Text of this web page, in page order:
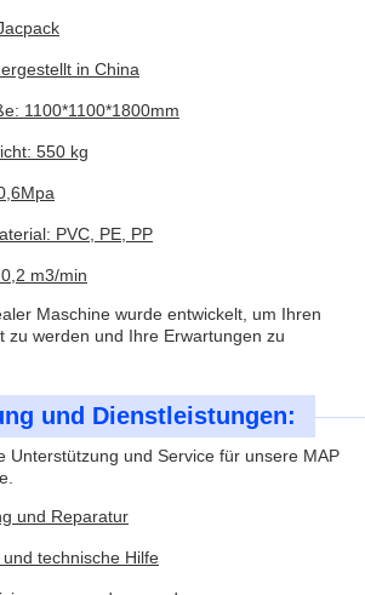
in China
1100*1100*1800mm
550 kg
PVC, PE, PP
m3/min
Maschine wurde entwickelt, um Ihren
zu werden und Ihre Erwartungen zu
und Dienstleistungen:
Unterstützung und Service für unsere MAP
und Reparatur
technische Hilfe